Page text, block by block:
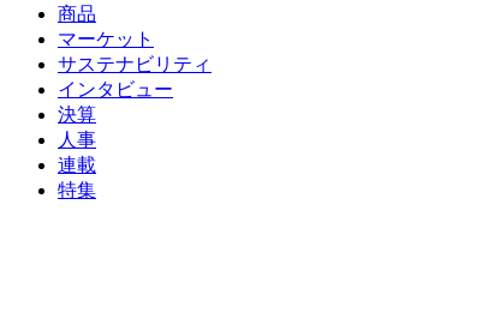
商品
マーケット
サステナビリティ
インタビュー
決算
人事
連載
特集